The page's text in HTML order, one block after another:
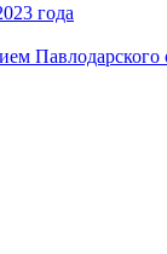
года
Павлодарского